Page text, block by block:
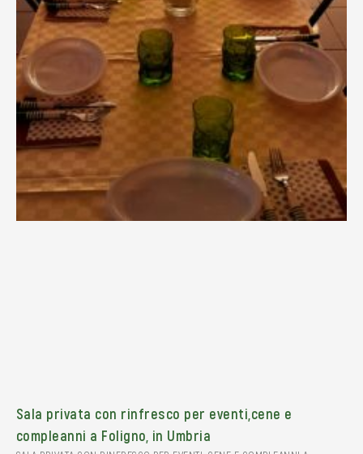
Sala privata con rinfresco per eventi,cene e
compleanni a Foligno, in Umbria